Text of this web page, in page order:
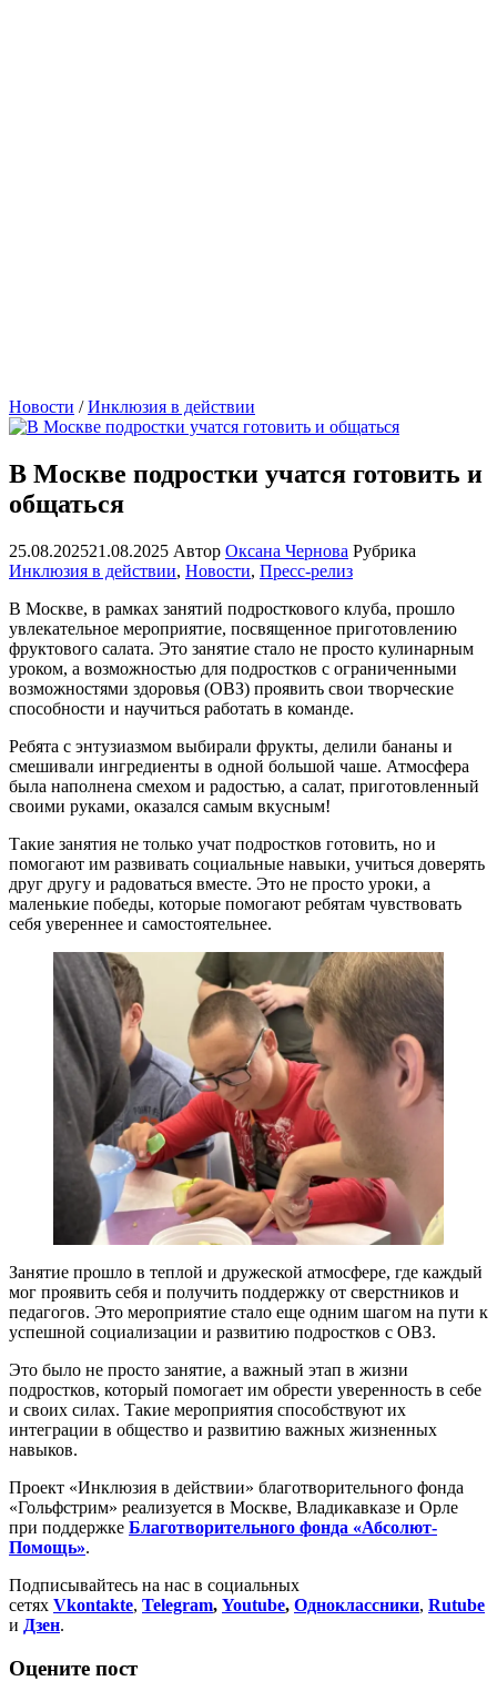
Новости /Инклюзия в действии
В Москве подростки учатся готовить и
общаться
25.08.202521.08.2025 Автор Оксана Чернова Рубрика
Инклюзия в действии, Новости, Пресс-релиз
В Москве, в рамках занятий подросткового клуба, прошло
увлекательное мероприятие, посвященное приготовлению
фруктового салата. Это занятие стало не просто кулинарным
уроком, а возможностью для подростков с ограниченными
возможностями здоровья (ОВЗ) проявить свои творческие
способности и научиться работать в команде.
Ребята с энтузиазмом выбирали фрукты, делили бананы и
смешивали ингредиенты в одной большой чаше. Атмосфера
была наполнена смехом и радостью, а салат, приготовленный
своими руками, оказался самым вкусным!
Такие занятия не только учат подростков готовить, но и
помогают им развивать социальные навыки, учиться доверять
друг другу и радоваться вместе. Это не просто уроки, а
маленькие победы, которые помогают ребятам чувствовать
себя увереннее и самостоятельнее.
Занятие прошло в теплой и дружеской атмосфере, где каждый
мог проявить себя и получить поддержку от сверстников и
педагогов. Это мероприятие стало еще одним шагом на пути к
успешной социализации и развитию подростков с ОВЗ.
Это было не просто занятие, а важный этап в жизни
подростков, который помогает им обрести уверенность в себе
и своих силах. Такие мероприятия способствуют их
интеграции в общество и развитию важных жизненных
навыков.
Проект «Инклюзия в действии» благотворительного фонда
«Гольфстрим» реализуется в Москве, Владикавказе и Орле
при поддержке Благотворительного фонда «Абсолют-
Помощь».
Подписывайтесь на нас в социальных
сетях Vkontakte, Telegram, Youtube, Одноклассники, Rutube
и Дзен.
Оцените пост